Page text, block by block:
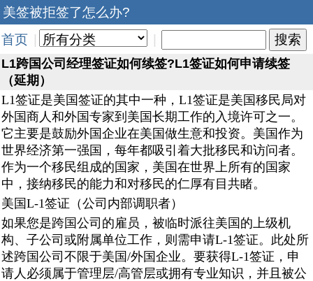
美签被拒签了怎么办?
首页
L1跨国公司经理签证如何续签?L1签证如何申请续签
（延期）
L1签证是美国签证的其中一种，L1签证是美国移民局对
外国商人和外国专家到美国长期工作的入境许可之一。
它主要是鼓励外国企业在美国做生意和投资。美国作为
世界经济第一强国，每年都吸引着大批移民和访问者。
作为一个移民组成的国家，美国在世界上所有的国家
中，接纳移民的能力和对移民的仁厚有目共睹。
美国L-1签证（公司内部调职者）
如果您是跨国公司的雇员，被临时派往美国的上级机
构、子公司或附属单位工作，则需申请L-1签证。此处所
述跨国公司不限于美国/外国企业。要获得L-1签证，申
请人必须属于管理层/高管层或拥有专业知识，并且被公